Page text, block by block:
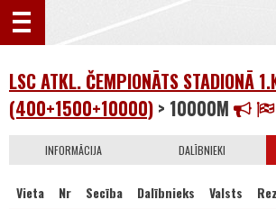
LSC ATKL. ČEMPIONĀTS STADIONĀ
(400+1500+10000) > 10000M
INFORMĀCIJA DALĪBNIEKI
Vieta Nr Secība Dalībnieks Valsts